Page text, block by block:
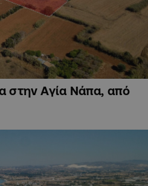
στην Αγία Νάπα, από